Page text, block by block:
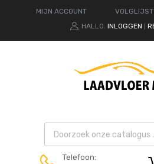
MIJN ACCOUNT VOLGLIJST
HALLO. INLOGGEN
Products search
Telefoon: